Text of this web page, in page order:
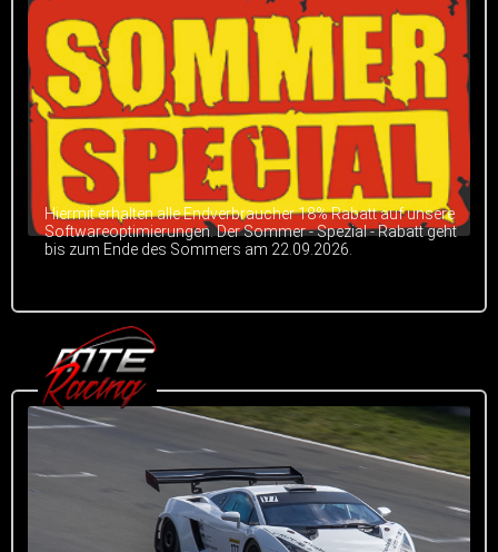
Hiermit erhalten alle Endverbraucher 18% Rabatt auf unsere
Softwareoptimierungen. Der Sommer - Spezial - Rabatt geht
bis zum Ende des Sommers am 22.09.2026.